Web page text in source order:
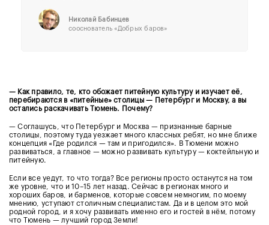
Николай Бабинцев
сооснователь «Добрых баров»
— Как правило, те, кто обожает питейную культуру и изучает её,
перебираются в «питейные» столицы — Петербург и Москву, а вы
остались раскачивать Тюмень. Почему?
— Соглашусь, что Петербург и Москва — признанные барные
столицы, поэтому туда уезжает много классных ребят, но мне ближе
концепция «Где родился — там и пригодился». В Тюмени можно
развиваться, а главное — можно развивать культуру — коктейльную и
питейную.
Если все уедут, то что тогда? Все регионы просто останутся на том
же уровне, что и 10–15 лет назад. Сейчас в регионах много и
хороших баров, и барменов, которые совсем немногим, по моему
мнению, уступают столичным специалистам. Да и в целом это мой
родной город, и я хочу развивать именно его и гостей в нём, потому
что Тюмень — лучший город Земли!